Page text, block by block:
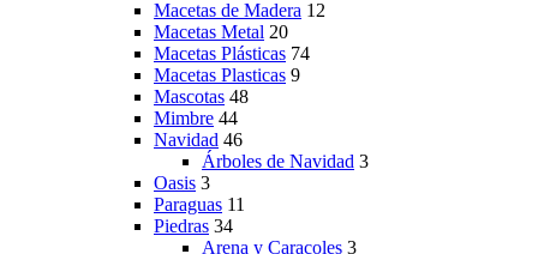
Macetas de Madera 12
Macetas Metal 20
Macetas Plásticas 74
Macetas Plasticas 9
Mascotas 48
Mimbre 44
Navidad 46
Árboles de Navidad 3
Oasis 3
Paraguas 11
Piedras 34
Arena y Caracoles 3